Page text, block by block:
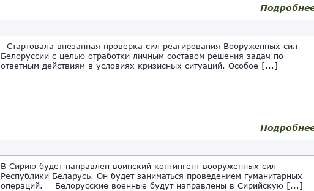
Стартовала внезапная проверка сил реагирования Вооруженных сил
Белоруссии с целью отработки личным составом решения задач по
ответным действиям в условиях кризисных ситуаций. Особое [...]
В Сирию будет направлен воинский контингент вооруженных сил
Республики Беларусь. Он будет заниматься проведением гуманитарных
операций. Белорусские военные будут направлены в Сирийскую [...]